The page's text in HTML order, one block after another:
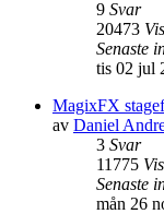
9 Svar
20473
Senaste
tis 02 jul
MagixFX
av Daniel
3 Svar
11775
Senaste
mån 26